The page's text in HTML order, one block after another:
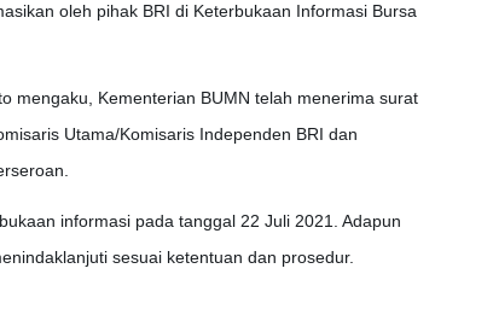
oleh pihak BRI di Keterbukaan Informasi Bursa
mengaku, Kementerian BUMN telah menerima surat
Utama/Komisaris Independen BRI dan
informasi pada tanggal 22 Juli 2021. Adapun
sesuai ketentuan dan prosedur.